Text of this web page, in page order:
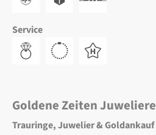
Service
Goldene Zeiten Juweliere
Trauringe, Juwelier & Goldankauf